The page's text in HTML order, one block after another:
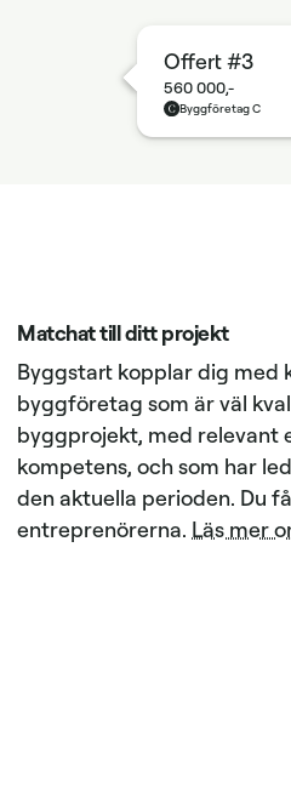
Offert #3
560 000,-
Byggföretag C
Matchat till ditt projekt
Byggstart kopplar dig med
byggföretag som är väl
byggprojekt, med relevant
kompetens, och som har
den aktuella perioden. Du
entreprenörerna. Läs mer